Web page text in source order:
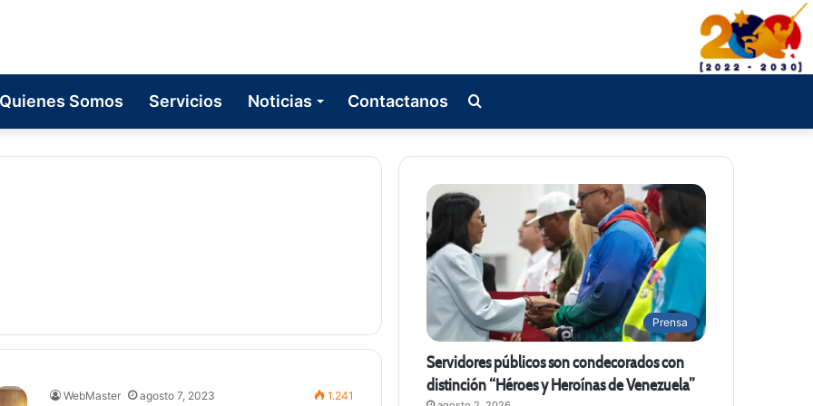
Quienes Somos Servicios Noticias Contactanos
de
WebMaster agosto 7, 2023 1.241
Prensa
Servidores públicos son condecorados con
distinción “Héroes y Heroínas de Venezuela”